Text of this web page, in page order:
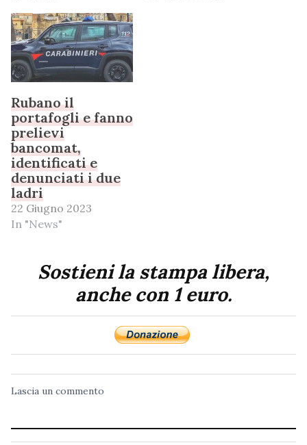
Rubano il
portafogli e fanno
prelievi
bancomat,
identificati e
denunciati i due
ladri
22 Giugno 2023
In "News"
Sostieni la stampa libera,
anche con 1 euro.
Lascia un commento